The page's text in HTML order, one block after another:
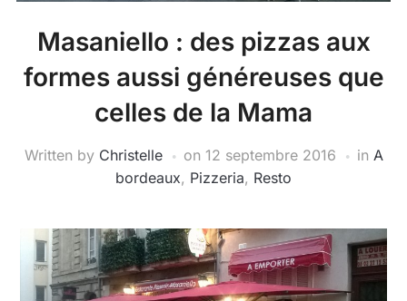
Masaniello : des pizzas aux
formes aussi généreuses que
celles de la Mama
Written by Christelle on 12 septembre 2016 in A
bordeaux, Pizzeria, Resto